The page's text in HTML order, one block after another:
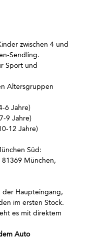
zwischen 4 und
Sendling.
Sport und
Altersgruppen
6 Jahre)
9 Jahre)
12 Jahre)
Süd:
München,
der Haupteingang,
im ersten Stock.
es mit direktem
Auto